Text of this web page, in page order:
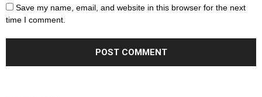
Save my name, email, and website in this browser for the next
time I comment.